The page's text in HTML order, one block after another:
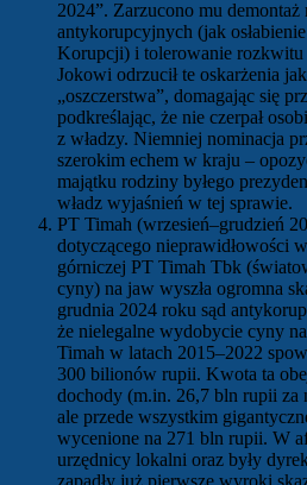
2024”. Zarzucono mu
antykorupcyjnych (jak
Korupcji) i tolerowanie
Jokowi odrzucił te oskarżenia
„oszczerstwa”, domagając się
podkreślając, że nie czerpał
z władzy. Niemniej nominacja
szerokim echem w kraju –
majątku rodziny byłego
władz wyjaśnień w tej sprawie.
PT Timah (wrzesień–grudzień
dotyczącego nieprawidłowości
górniczej PT Timah Tbk
cyny) na jaw wyszła ogromna
grudnia 2024 roku sąd
że nielegalne wydobycie cyny
Timah w latach 2015–2022
300 bilionów rupii. Kwota ta
dochody (m.in. 26,7 bln rupii za
ale przede wszystkim
wycenione na 271 bln rupii. W
urzędnicy lokalni oraz były
zapadły już pierwsze wyroki